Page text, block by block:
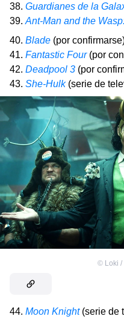
38. Guardianes de la
39. Ant-Man and the
40. Blade (por
41. Fantastic Four(por
42. Deadpool 3 (por
43. She-Hulk(serie de
© Loki
44. Moon Knight(serie de